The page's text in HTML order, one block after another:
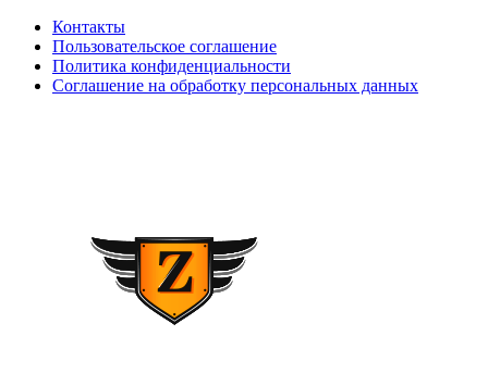
Контакты
Пользовательское соглашение
Политика конфиденциальности
Соглашение на обработку персональных данных